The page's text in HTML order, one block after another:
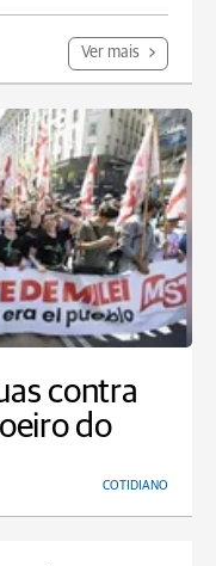
Ver mais
contra
do
COTIDIANO